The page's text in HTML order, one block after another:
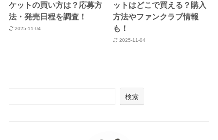
ケットの買い方は？応募方
法・発売日程を調査！
2025-11-04
ットはどこで買える？購入
方法やファンクラブ情報
も！
2025-11-04
検索